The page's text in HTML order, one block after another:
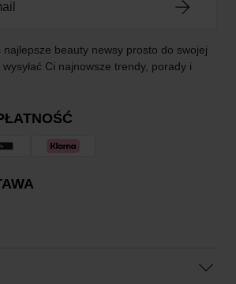
najlepsze beauty newsy prosto do swojej
Ci najnowsze trendy, porady i